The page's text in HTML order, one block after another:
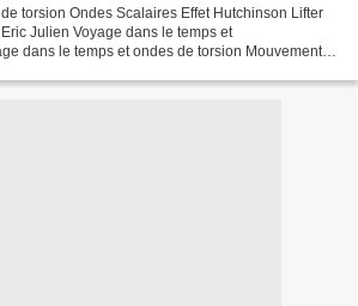
torsion Ondes Scalaires Effet Hutchinson Lifter
Julien Voyage dans le temps et
dans le temps et ondes de torsion Mouvement